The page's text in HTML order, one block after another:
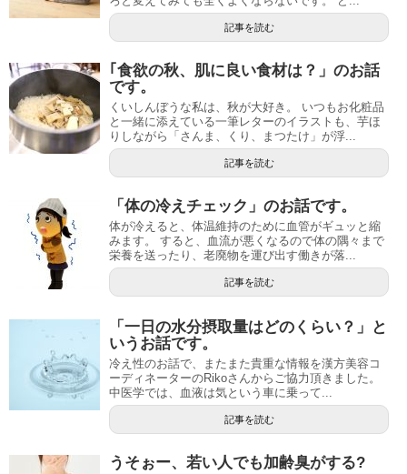
記事を読む
｢食欲の秋、肌に良い食材は？」のお話
です。
くいしんぼうな私は、秋が大好き。 いつもお化粧品
と一緒に添えている一筆レターのイラストも、芋ほ
りしながら「さんま、くり、まつたけ」が浮...
記事を読む
「体の冷えチェック」のお話です。
体が冷えると、体温維持のために血管がギュッと縮
みます。 すると、血流が悪くなるので体の隅々まで
栄養を送ったり、老廃物を運び出す働きが落...
記事を読む
「一日の水分摂取量はどのくらい？」と
いうお話です。
冷え性のお話で、またまた貴重な情報を漢方美容コ
ーディネーターのRikoさんからご協力頂きました。
中医学では、血液は気という車に乗って...
記事を読む
うそぉー、若い人でも加齢臭がする?